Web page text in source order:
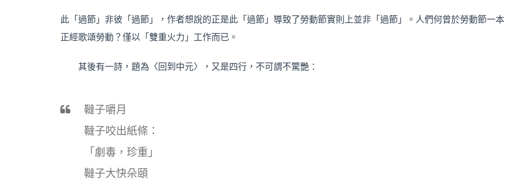
此「過節」非彼「過節」，作者想說的正是此「過節」導致了勞動節實則上並非「過節」。人們何曾於勞動節一本
正經歌頌勞動？僅以「雙重火力」工作而已。
其後有一詩，題為〈回到中元〉，又是四行，不可謂不驚艷：
韃子嚼月
韃子咬出紙條：
「劇毒，珍重」
韃子大快朵頤